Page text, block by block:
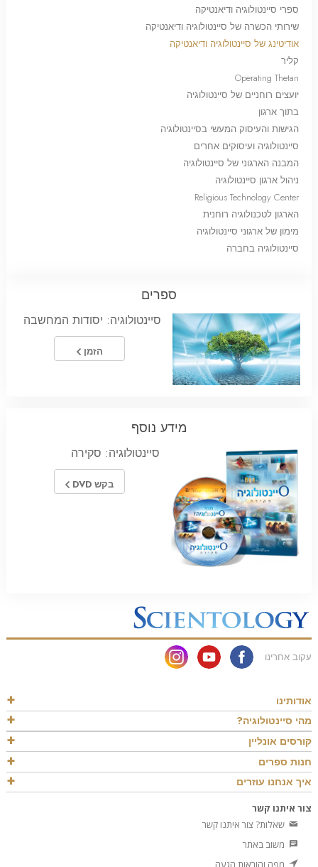
ספרי סיינטולוגיה ודיאנטיקה
שירותי הכשרה של סיינטולוגיה ודיאנטיקה
אודיטינג של סיינטולוגיה ודיאנטיקה
קליר
Operating Thetan
יועצים רוחניים של סיינטולוגיה
בתוך ארגון
הגישות והעיסוק המעשי בסיינטולוגיה
סיינטולוגיה ועיסוקים אחרים
המבנה הארגוני של סיינטולוגיה
ניהול ארגון סיינטולוגיה
Religious Technology Center
הארגון לטכנולוגיה רוחנית
מימון של ארגוני סיינטולוגיה
סיינטולוגיה בחברה
ספרים
סיינטולוגיה: יסודות המחשבה
הזמן
מידע נוסף
סיינטולוגיה: סקירה
בקש DVD
עקוב אחרינו
אודותינו
מהי סיינטולוגיה?
קורסים אונליין
חנות ספרים
איך אנחנו עוזרים
צור איתנו קשר
שאלות? צור איתנו קשר
משוב באתר
מפה והוראות הגעה